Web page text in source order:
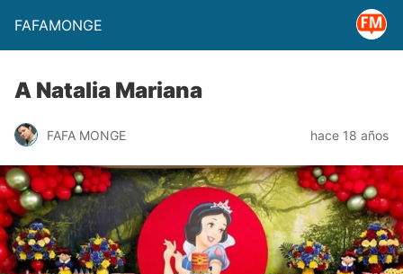
FAFAMONGE
A Natalia Mariana
FAFA MONGE hace 18 años